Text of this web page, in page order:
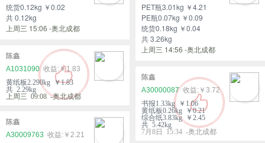
统货0.12kg ￥0.02
共 0.12kg
上周三 15:06 -奥北成都
PET瓶3.01kg ￥4.21
PE瓶0.07kg ￥0.09
统货0.18kg ￥0.04
共 3.26kg
上周三 14:56 -奥北成都
陈鑫
A1031090
￥1.83
黄纸板2.290kg ￥1.83
共 2.29kg
上周三 09:08 -奥北成都
陈鑫
A30000087
￥3.72
书报1.33kg ￥1.06
黄纸板0.26kg ￥0.21
综合纸3.83kg ￥2.45
共 5.42kg
7月8日 15:34 -奥北成都
陈鑫
A30009763
￥2.21